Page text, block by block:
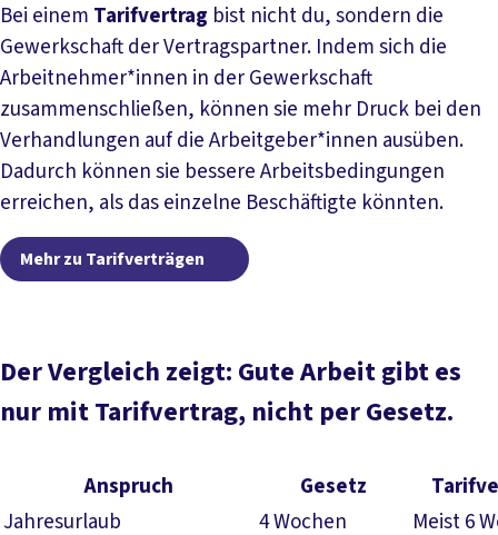
Bei einem Tarifvertrag bist nicht du, sondern die
Gewerkschaft der Vertragspartner. Indem sich die
Arbeitnehmer*innen in der Gewerkschaft
zusammenschließen, können sie mehr Druck bei den
Verhandlungen auf die Arbeitgeber*innen ausüben.
Dadurch können sie bessere Arbeitsbedingungen
erreichen, als das einzelne Beschäftigte könnten.
Mehr zu Tarifverträgen
Der Vergleich zeigt: Gute Arbeit gibt es
nur mit Tarifvertrag, nicht per Gesetz.
Anspruch Gesetz
Jahresurlaub
4 Wochen Meist 6